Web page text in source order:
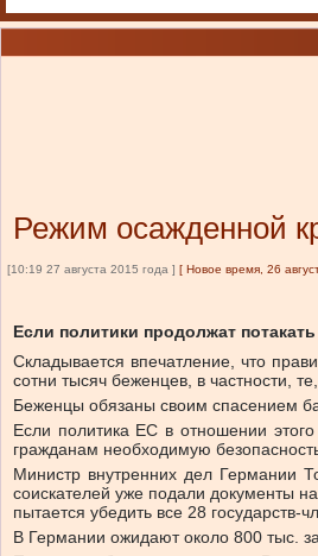
Режим осажденной
[10:19 27 августа 2015 года ] [ Новое время, 26
Если политики продолжат
Складывается впечатление, что
сотни тысяч беженцев, в частности,
Беженцы обязаны своим спасением
Если политика ЕС в отношении
гражданам необходимую
Министр внутренних дел Германии
соискателей уже подали документы
пытается убедить все 28
В Германии ожидают около 800 тыс.